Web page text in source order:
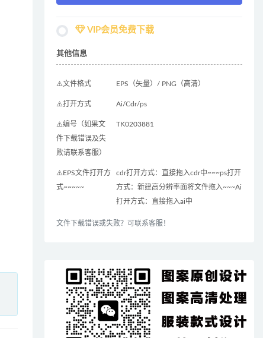
VIP会员免费下载
其他信息
⚠️文件格式 EPS（矢量）/ PNG（高清）
⚠️打开方式 Ai/Cdr/ps
⚠️编号（如果文
件下载错误及失
败请联系客服）
TK0203881
⚠️EPS文件打开方
式~~~~~
cdr打开方式：直接拖入cdr中~~~ps打开
方式：新建高分辨率面将文件拖入~~~Ai
打开方式：直接拖入ai中
文件下载错误或失败？可联系客服！